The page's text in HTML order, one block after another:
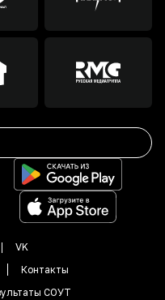
VK
Контакты
СОУТ